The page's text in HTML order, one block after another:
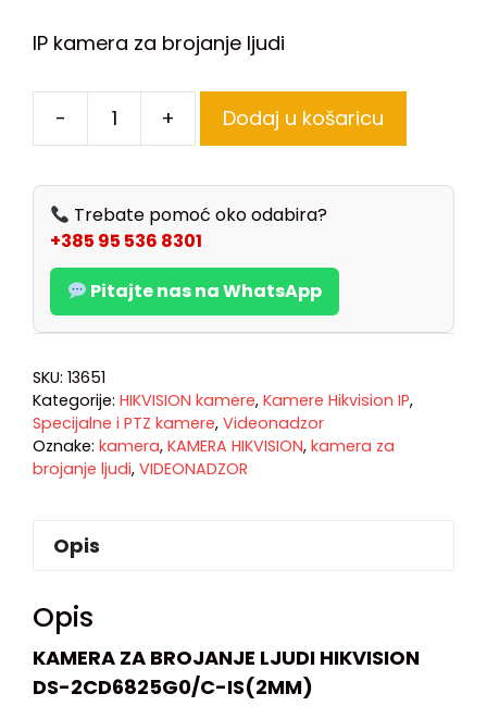
IP kamera za brojanje ljudi
- + Dodaj u košaricu
Trebate pomoć oko odabira?
+385 95 536 8301
Pitajte nas na WhatsApp
SKU: 13651
Kategorije: HIKVISION kamere, Kamere Hikvision IP,
Specijalne i PTZ kamere, Videonadzor
Oznake: kamera, KAMERA HIKVISION, kamera za
brojanje ljudi, VIDEONADZOR
Opis
Opis
KAMERA ZA BROJANJE LJUDI HIKVISION
DS-2CD6825G0/C-IS(2MM)